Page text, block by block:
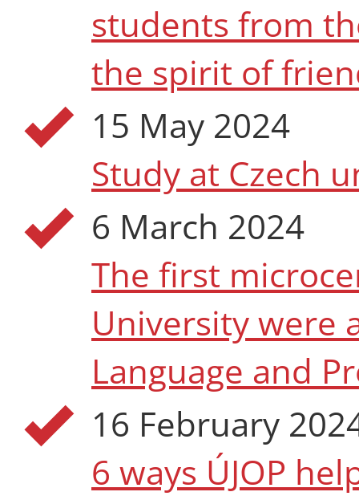
students from
the spirit of
15 May 2024
Study at Czech
6 March 2024
The first
University were
Language and
16 February
6 ways ÚJOP